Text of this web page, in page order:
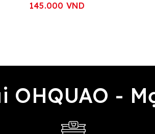
145.000 VND
OHQUAO -